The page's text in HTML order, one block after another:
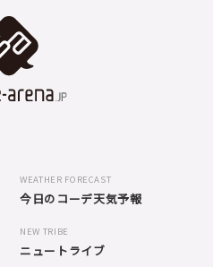
WEATHER FORECAST
今日のコーデ天気予報
NEW TRIBE
ニュートライブ